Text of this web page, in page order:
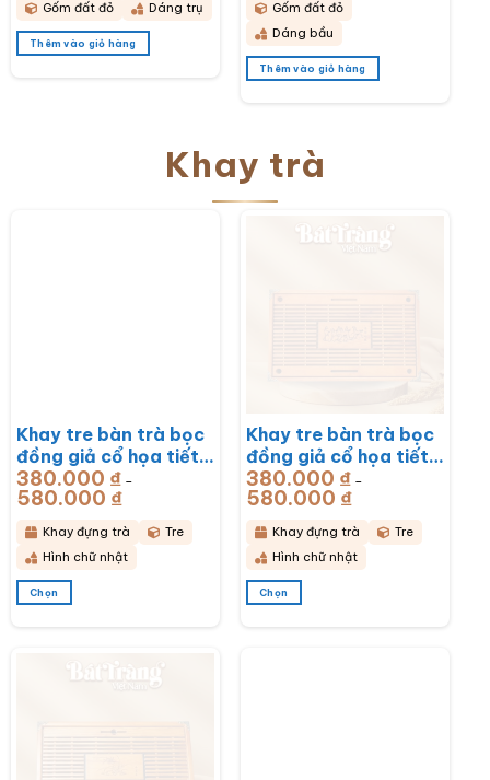
Gốm đất đỏ Dáng trụ
Thêm vào giỏ hàng
Gốm đất đỏ
Dáng bầu
Thêm vào giỏ hàng
Khay trà
Khay tre bàn trà bọc
đồng giả cổ họa tiết
Rồng Phú Quý
51x33x6cm BT-
KDT17
380.000 ₫ –
580.000 ₫Khoảng
giá:
từ
380.000 ₫
đến
580.000 ₫
Khay đựng trà
Tre
Hình chữ nhật
Chọn
Khay tre bàn trà bọc
đồng giả cổ họa tiết
Mã Đáo Thành Công
43x28x6cm BT-
KDT16
380.000 ₫ –
580.000 ₫Khoảng
giá:
từ
380.000 ₫
đến
580.000 ₫
Khay đựng trà
Tre
Hình chữ nhật
Chọn